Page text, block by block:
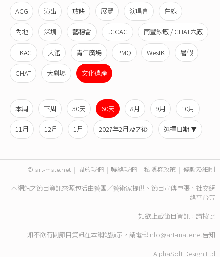
ACG 演出 放映 展覽 演唱會 在線
內地 深圳 藝穗會 JCCAC 南豐紗廠 / CHAT六廠
HKAC 大館 青年廣場 PMQ WestK 暑假
CHAT 大劇場 文化遺產
本周 下周 30天 60天 8月 9月 10月
11月 12月 1月 2027年2月及之後 選擇日期 ▼
© art-mate.net | 關於我們 | 聯絡我們 | 私隱權政策 | 條款及細則
本網站之節目資訊來源包括由藝團／藝術家提供、節目宣傳單張、社交網
絡平台等
如欲上載節目資訊，請按此
如不欲有關節目資訊在本網站顯示，請電郵info@art-mate.net告知
AlphaSoft Design Ltd